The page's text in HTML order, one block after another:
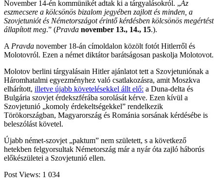
November 14-én kommünikét adtak ki a tárgyalásokról. „Az
eszmecsere a kölcsönös bizalom jegyében zajlott és minden, a
Szovjetuniót és Németországot érintő kérdésben kölcsönös megértést
állapított meg.” (Pravda november 13., 14., 15.).
APravda november 18-án címoldalon közölt fotót Hitlerről és
Molotovról. Ezen a német diktátor barátságosan paskolja Molotovot.
Molotov berlini tárgyalásain Hitler ajánlatot tett a Szovjetuniónak a
Háromhatalmi egyezményhez való csatlakozásra, amit Moszkva
elhárított, illetve újabb követelésekkel állt elő: a Duna-delta és
Bulgária szovjet érdekszférába sorolását kérve. Ezen kívül a
Szovjetunió „komoly érdekeltségekkel” rendelkezik
Törökországban, Magyarország és Románia sorsának kérdésébe is
beleszólást követel.
Újabb német-szovjet „paktum” nem született, s a következő
hetekben felgyorsultak Németország már a nyár óta zajló háborús
előkészületei a Szovjetunió ellen.
Post Views: 1 034